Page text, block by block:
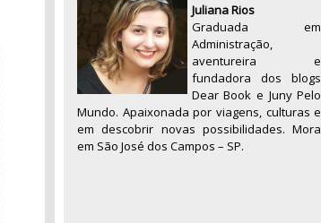
Juliana Rios
Graduada em
Administração,
aventureira e
fundadora dos blogs
Dear Book e Juny Pelo
Mundo. Apaixonada por viagens, culturas e
em descobrir novas possibilidades. Mora
em São José dos Campos – SP.